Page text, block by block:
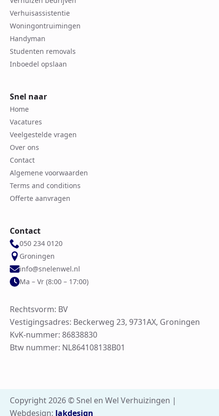
Verhuisassistentie
Woningontruimingen
Handyman
Studenten removals
Inboedel opslaan
Snel naar
Home
Vacatures
Veelgestelde vragen
Over ons
Contact
Algemene voorwaarden
Terms and conditions
Offerte aanvragen
Contact
050 234 0120
Groningen
info@snelenwel.nl
Ma – Vr (8:00 – 17:00)
Rechtsvorm: BV
Vestigingsadres: Beckerweg 23, 9731AX, Groningen
KvK-nummer: 86838830
Btw nummer: NL864108138B01
Copyright 2026 © Snel en Wel Verhuizingen |
Webdesign: Jakdesign